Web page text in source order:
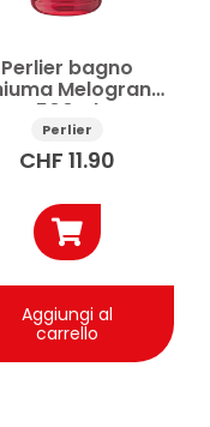
Perlier bagno
Melograno
500ml
Perlier
CHF 11.90
Aggiungi al
carrello